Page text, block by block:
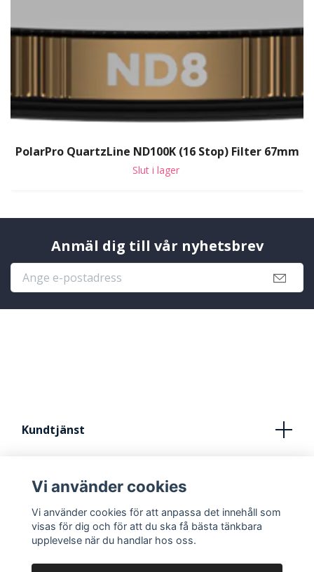
PolarPro QuartzLine ND100K (16 Stop) Filter 67mm
Slut i lager
Anmäl dig till vår nyhetsbrev
Kundtjänst
Kontakt
FRÅN IDÈ TILL STUDIO
Vi använder cookies
Vi använder cookies för att anpassa det innehåll som
visas för dig och för att du ska få bästa tänkbara
upplevelse när du handlar hos oss.